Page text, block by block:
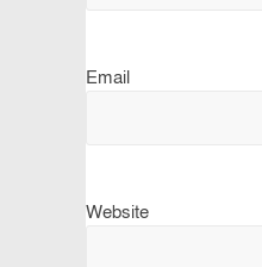
Email
Website